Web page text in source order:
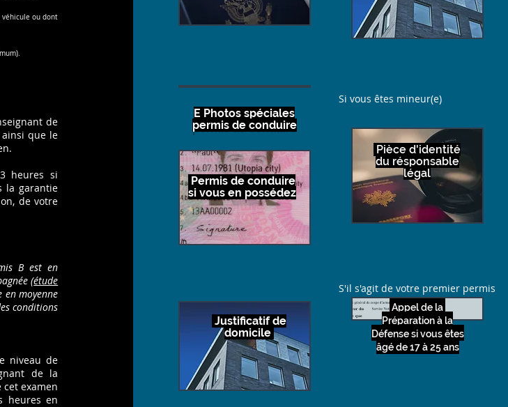
ou dont
de
que le
heures si
la garantie
de votre
B est en
(étude
en moyenne
conditions
niveau de
de la
examen
heures en
E Photos spéciales
permis de conduire
Si vous êtes mineur(e)
Permis de conduire
si vous en possédez
Pièce d'identité
du résponsable
légal
S'il s'agit de votre premier permis
Justificatif de
domicile
Appel de la
Préparation à la
Défense si vous êtes
âgé de 17 à 25 ans